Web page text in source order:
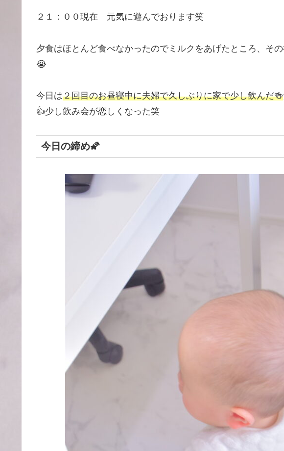
２１：００現在 元気に遊んでおります笑
夕食はほとんど食べなかったのでミルクをあげたところ、そ
😭
今日は２回目のお昼寝中に夫婦で久しぶりに家で少し飲んだ🍻
👍少し飲み会が恋しくなった笑
今日の締め🌠